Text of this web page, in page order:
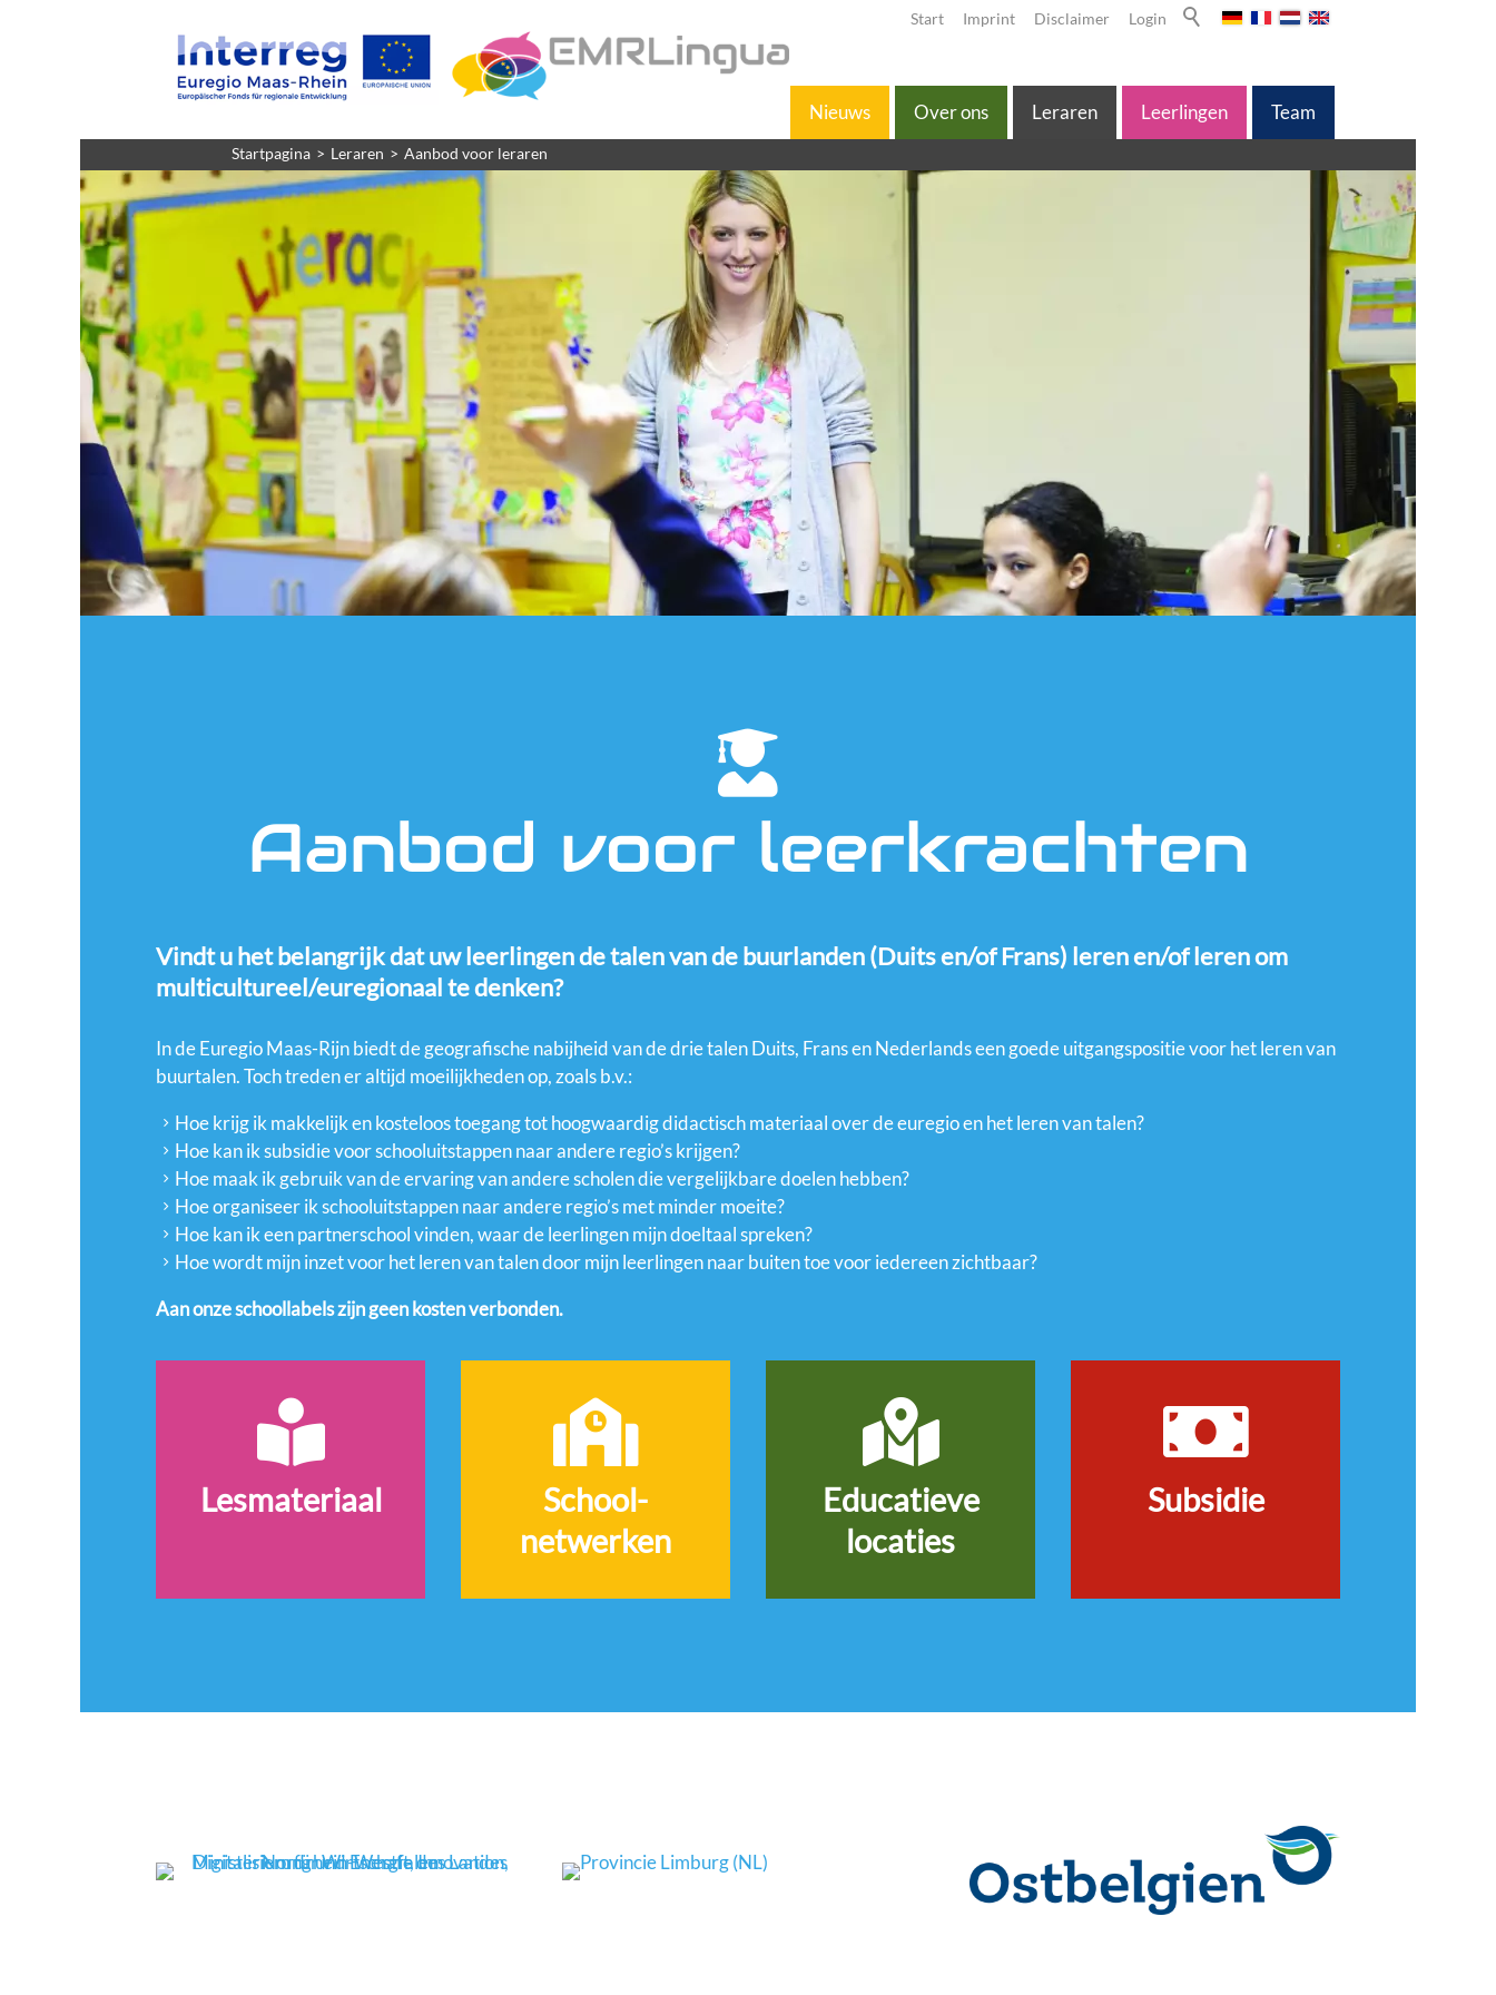
Login
Disclaimer
Imprint
Start
Nieuws Over ons Leraren Leerlingen Team
Startpagina Leraren Aanbod voor leraren
Aanbod voor leerkrachten
Vindt u het belangrijk dat uw leerlingen de talen van de buurlanden (Duits en/of Frans) leren en/of leren om
multicultureel/euregionaal te denken?
In de Euregio Maas-Rijn biedt de geografische nabijheid van de drie talen Duits, Frans en Nederlands een goede uitgangspositie voor het leren van
buurtalen. Toch treden er altijd moeilijkheden op, zoals b.v.:
Hoe krijg ik makkelijk en kosteloos toegang tot hoogwaardig didactisch materiaal over de euregio en het leren van talen?
Hoe kan ik subsidie voor schooluitstappen naar andere regio’s krijgen?
Hoe maak ik gebruik van de ervaring van andere scholen die vergelijkbare doelen hebben?
Hoe organiseer ik schooluitstappen naar andere regio’s met minder moeite?
Hoe kan ik een partnerschool vinden, waar de leerlingen mijn doeltaal spreken?
Hoe wordt mijn inzet voor het leren van talen door mijn leerlingen naar buiten toe voor iedereen zichtbaar?
Aan onze schoollabels zijn geen kosten verbonden.
Lesmateriaal
School-
netwerken
Educatieve
locaties
Subsidie